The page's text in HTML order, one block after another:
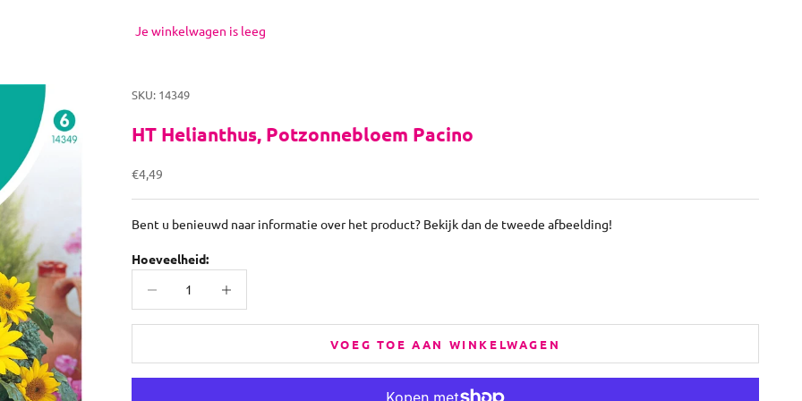
Je winkelwagen is leeg
SKU: 14349
HT Helianthus, Potzonnebloem Pacino
Aanbiedingsprijs
€4,49
Bent u benieuwd naar informatie over het product? Bekijk dan de tweede afbeelding!
Hoeveelheid:
VOEG TOE AAN WINKELWAGEN